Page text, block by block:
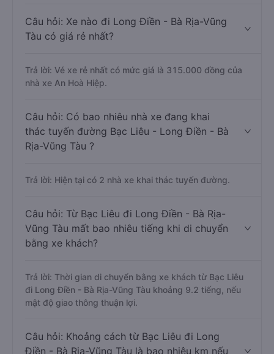
Câu hỏi: Xe nào đi Long Điền - Bà Rịa-Vũng
Tàu có giá rẻ nhất?
Trả lời: Vé xe rẻ nhất có mức giá là 315.000 đồng của
nhà xe An Hoà Hiệp.
Câu hỏi: Có bao nhiêu nhà xe đang khai
thác tuyến đường Bạc Liêu - Long Điền - Bà
Rịa-Vũng Tàu ?
Trả lời: Hiện tại có 2 nhà xe khai thác tuyến đường.
Câu hỏi: Từ Bạc Liêu đi Long Điền - Bà Rịa-
Vũng Tàu mất bao nhiêu tiếng khi di chuyển
bằng xe khách?
Trả lời: Thời gian di chuyển bằng xe khách từ Bạc Liêu
đi Long Điền - Bà Rịa-Vũng Tàu khoảng 9.2 tiếng, nếu
mật độ giao thông thuận lợi.
Câu hỏi: Khoảng cách từ Bạc Liêu đi Long
Điền - Bà Rịa-Vũng Tàu là bao nhiêu km nếu